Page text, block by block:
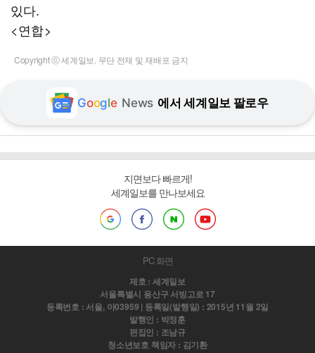
있다.
<연합>
Copyright ⓒ 세계일보. 무단 전재 및 재배포 금지
Google News 에서 세계일보 팔로우
지면보다 빠르게!
세계일보를 만나보세요
PC 화면
제호 : 세계일보
서울특별시 용산구 서빙고로 17
등록번호 : 서울, 아03959 | 등록일(발행일) : 2015년 11월 2일
발행인 : 박정훈
편집인 : 조남규
청소년보호 책임자 : 김기환